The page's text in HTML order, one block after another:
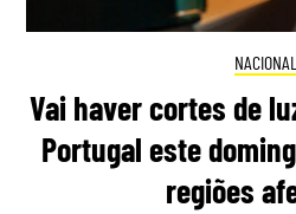
NACIONAL
Vai haver cortes de
Portugal este
regiões